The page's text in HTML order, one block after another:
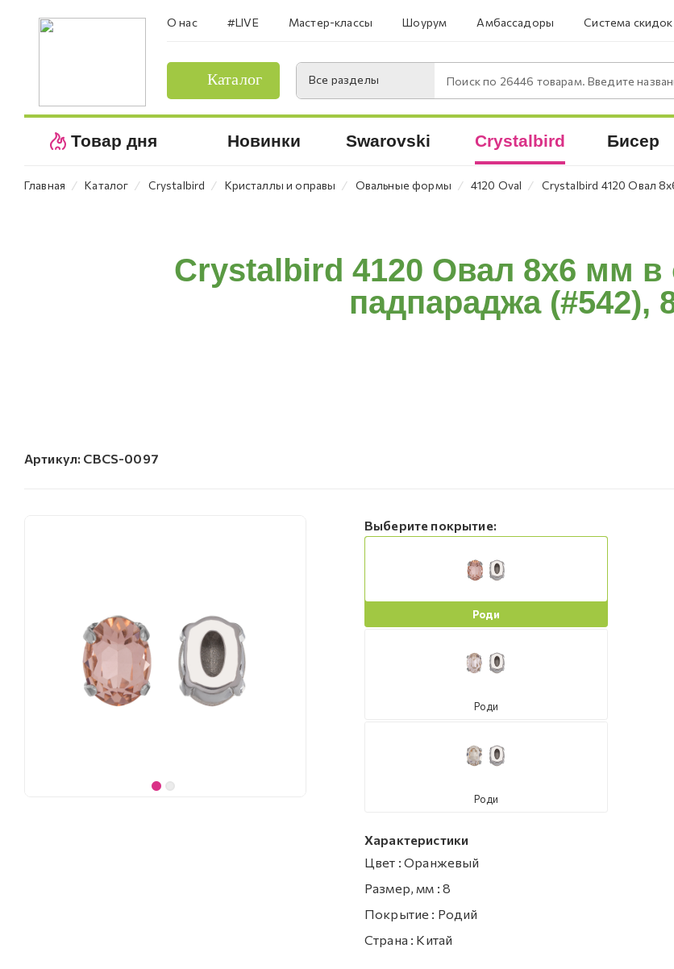
О нас #LIVE Мастер-классы Шоурум Амбассадоры Система скидок
Каталог Все разделы Поиск по 26446 товарам. Введите название или
Товар дня Новинки Swarovski Crystalbird Бисер
Главная ⁄ Каталог ⁄ Crystalbird ⁄ Кристаллы и оправы ⁄ Овальные формы ⁄ 4120 Oval ⁄ Crystalbird 4120 Овал
Crystalbird 4120 Овал 8x6 мм в
падпараджа (#542),
Артикул: CBCS-0097
Выберите покрытие:
Роди
Роди
Роди
Характеристики
Цвет : Оранжевый
Размер, мм : 8
Покрытие : Родий
Страна : Китай